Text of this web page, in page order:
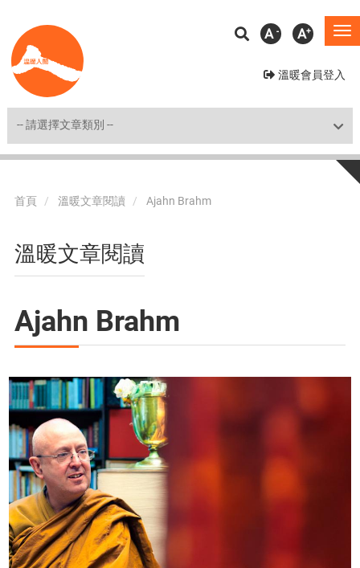
至
主
溫暖會員登入
A A
Shortcut
首頁 溫暖文章閱讀 Ajahn Brahm
溫暖文章閱讀
Ajahn Brahm